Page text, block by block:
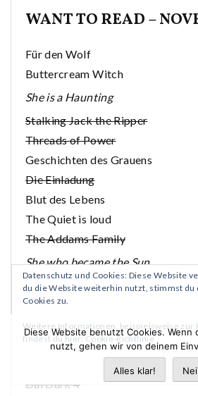
WANT TO READ –
Für den Wolf
Buttercream Witch
She is a Haunting
Stalking Jack the Ripper
Threads of Power
Geschichten des Grauens
Die Einladung
Blut des Lebens
The Quiet is loud
The Addams Family
She who became the Sun
The Isle of the Gods
The Many Deaths of Laila Starr
Colorless 2
Zetman 2
Dai Dark 4
Datenschutz und Cookies: Diese Website
du die Website weiterhin nutzt, stimmst du
Cookies zu.
Weitere Informationen, beispielsweise zur
findest du hier:Cookie-Richtlinie
Diese Website benutzt Cookies. Wenn
nutzt, gehen wir von deinem
Alles klar!